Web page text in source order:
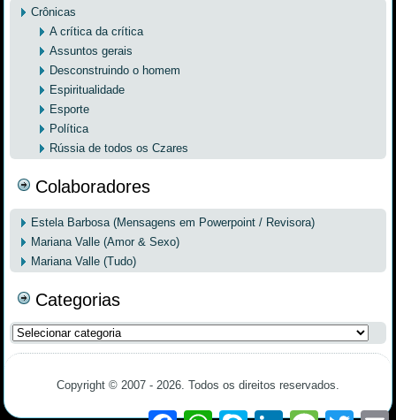
Crônicas
A crítica da crítica
Assuntos gerais
Desconstruindo o homem
Espiritualidade
Esporte
Política
Rússia de todos os Czares
Colaboradores
Estela Barbosa (Mensagens em Powerpoint / Revisora)
Mariana Valle (Amor & Sexo)
Mariana Valle (Tudo)
Categorias
Categorias
Copyright © 2007 - 2026. Todos os direitos reservados.
FacebookWhatsAppSkypeLinkedInMessageTwitter